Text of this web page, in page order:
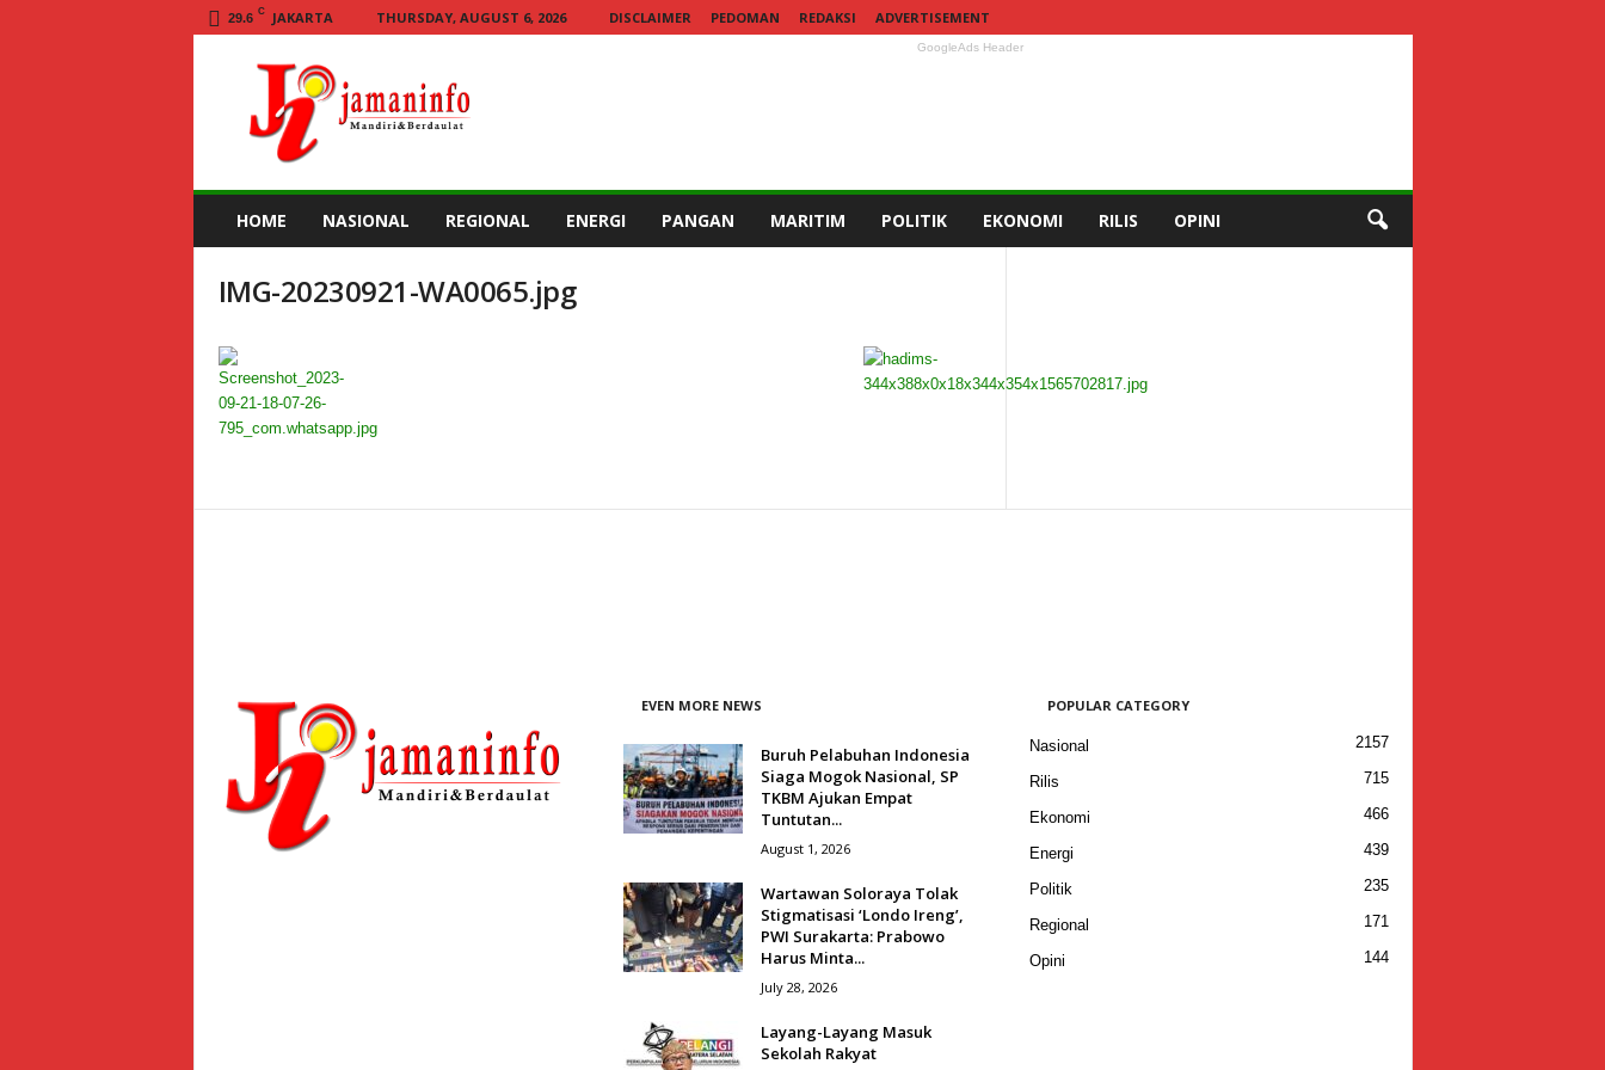
29.6 C JAKARTA THURSDAY, AUGUST 6, 2026 DISCLAIMER PEDOMAN REDAKSI ADVERTISEMENT
GoogleAds Header
HOME NASIONAL REGIONAL ENERGI PANGAN MARITIM POLITIK EKONOMI RILIS OPINI
IMG-20230921-WA0065.jpg
EVEN MORE NEWS
Buruh Pelabuhan Indonesia
Siaga Mogok Nasional, SP
TKBM Ajukan Empat
Tuntutan...
August 1, 2026
Wartawan Soloraya Tolak
Stigmatisasi ‘Londo Ireng’,
PWI Surakarta: Prabowo
Harus Minta...
July 28, 2026
Layang-Layang Masuk
Sekolah Rakyat
POPULAR CATEGORY
Nasional 2157
Rilis 715
Ekonomi 466
Energi 439
Politik 235
Regional 171
Opini 144